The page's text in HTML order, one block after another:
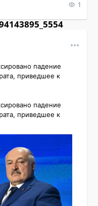
1
падение
приведшее к
падение
приведшее к